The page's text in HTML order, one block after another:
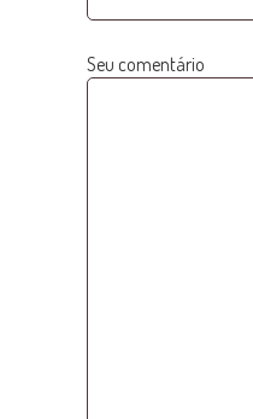
Seu comentário